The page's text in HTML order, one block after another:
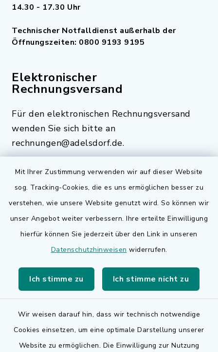
Mit Ihrer Zustimmung verwenden wir auf dieser Website
sog. Tracking-Cookies, die es uns ermöglichen besser zu
verstehen, wie unsere Website genutzt wird. So können wir
unser Angebot weiter verbessern. Ihre erteilte Einwilligung
hierfür können Sie jederzeit über den Link in unseren
Datenschutzhinweisen widerrufen.
Ich stimme zu Ich stimme nicht zu
Wir weisen darauf hin, dass wir technisch notwendige
Cookies einsetzen, um eine optimale Darstellung unserer
Website zu ermöglichen. Die Einwilligung zur Nutzung
14.30 - 17.30 Uhr
Technischer Notfalldienst außerhalb der
Öffnungszeiten: 0800 9193 9195
Elektronischer
Rechnungsversand
Für den elektronischen Rechnungsversand
wenden Sie sich bitte an
rechnungen@adelsdorf.de.
Quicklinks
Bauen in Adelsdorf
BayernPortal
Landkreis Erlangen-Höchstadt